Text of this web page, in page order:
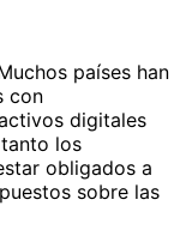
países han
con
digitales
los
obligados a
sobre las